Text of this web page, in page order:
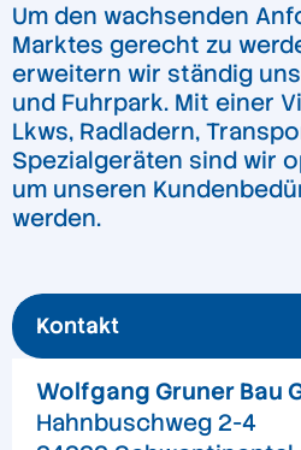
Um den wachsenden
Marktes gerecht zu
erweitern wir ständig
und Fuhrpark. Mit einer
Lkws, Radladern,
Spezialgeräten sind wir
um unseren
werden.
Kontakt
Wolfgang Gruner Bau
Hahnbuschweg 2-4